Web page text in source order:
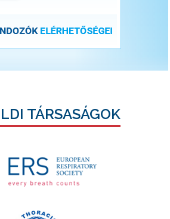
TÁRSASÁGOK